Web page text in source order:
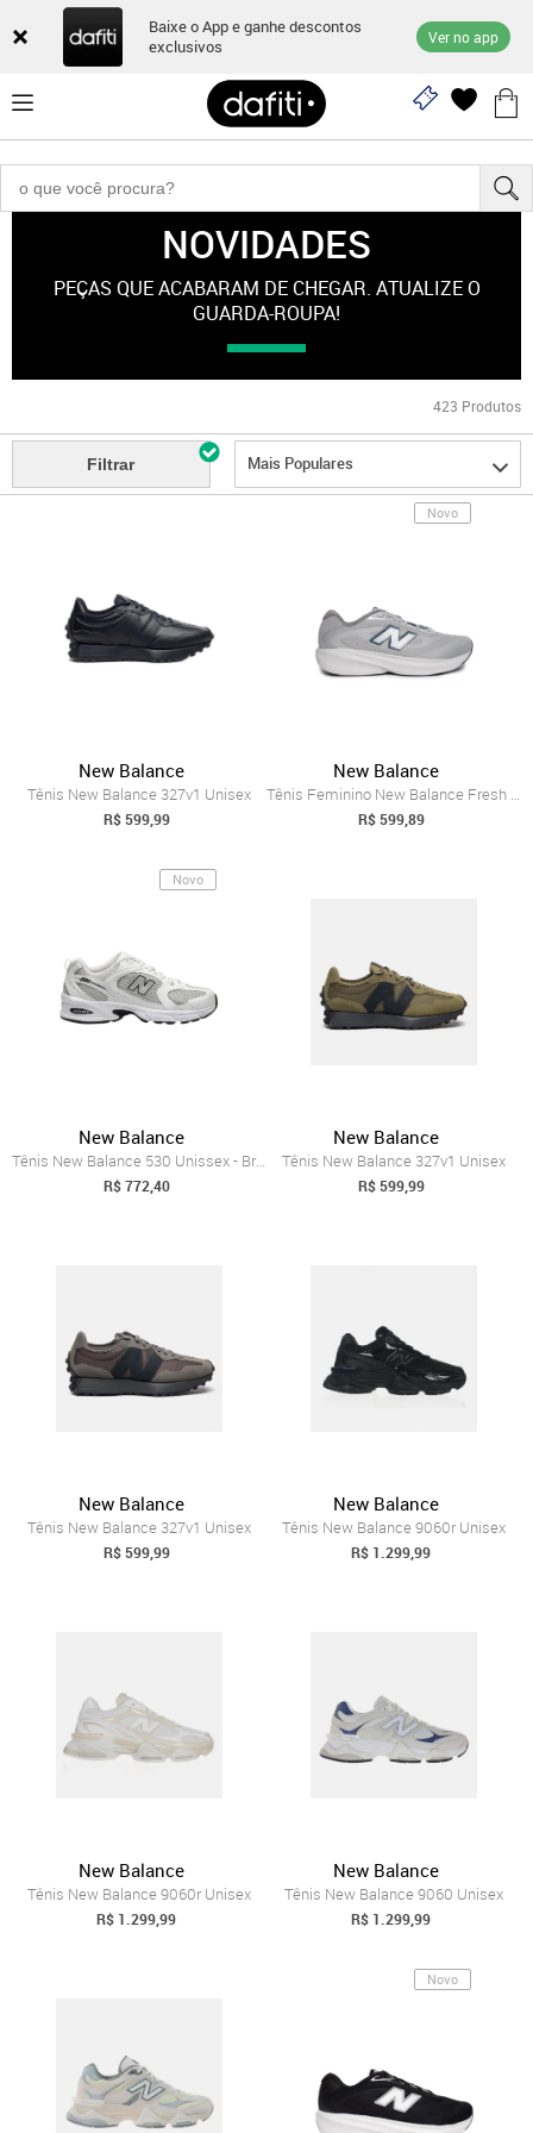
Baixe o App e ganhe descontos
exclusivos
Ver no app
NOVIDADES
PEÇAS QUE ACABARAM DE CHEGAR. ATUALIZE O
GUARDA-ROUPA!
423 Produtos
Filtrar Mais Populares
New Balance
Tênis New Balance 327v1 Unisex
R$ 599,99
Novo
New Balance
Tênis Feminino New Balance Fresh Foam 68...
R$ 599,89
Novo
New Balance
Tênis New Balance 530 Unissex - Branco -...
R$ 772,40
New Balance
Tênis New Balance 327v1 Unisex
R$ 599,99
New Balance
Tênis New Balance 327v1 Unisex
R$ 599,99
New Balance
Tênis New Balance 9060r Unisex
R$ 1.299,99
New Balance
Tênis New Balance 9060r Unisex
R$ 1.299,99
New Balance
Tênis New Balance 9060 Unisex
R$ 1.299,99
Novo